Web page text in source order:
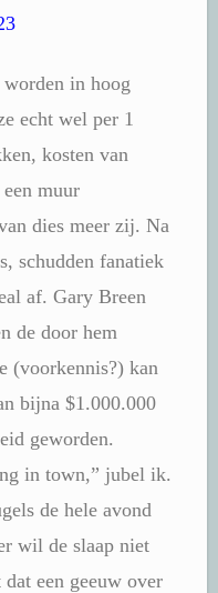
in hoog
echt wel per 1
kosten van
muur
dies meer zij. Na
schudden fanatiek
af. Gary Breen
de door hem
(voorkennis?) kan
bijna $1.000.000
geworden.
in town,” jubel ik.
de hele avond
wil de slaap niet
een geeuw over